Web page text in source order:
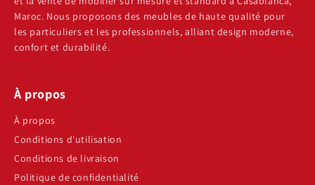
Maroc. Nous proposons des meubles de haute qualité pour
les particuliers et les professionnels, alliant design moderne,
confort et durabilité.
À propos
À propos
Conditions d'utilisation
Conditions de livraison
Politique de confidentialité